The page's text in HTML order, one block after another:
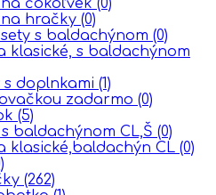
hračky (0)
s baldachýnom (0)
klasické, s baldachýnom
s doplnkami (1)
zadarmo (0)
(5)
baldachýnom CL,Š (0)
klasické,baldachýn CL (0)
(262)